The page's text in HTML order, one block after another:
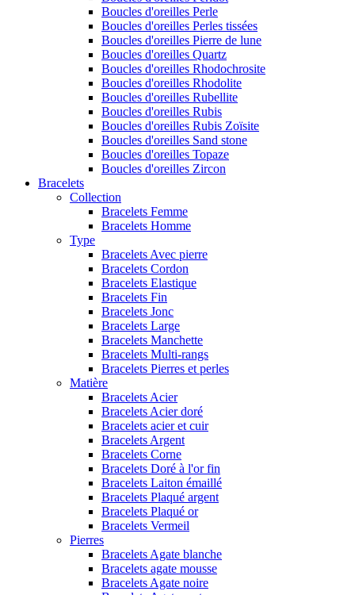
Boucles d'oreilles Perle
Boucles d'oreilles Perles tissées
Boucles d'oreilles Pierre de lune
Boucles d'oreilles Quartz
Boucles d'oreilles Rhodochrosite
Boucles d'oreilles Rhodolite
Boucles d'oreilles Rubellite
Boucles d'oreilles Rubis
Boucles d'oreilles Rubis Zoïsite
Boucles d'oreilles Sand stone
Boucles d'oreilles Topaze
Boucles d'oreilles Zircon
Bracelets
Collection
Bracelets Femme
Bracelets Homme
Type
Bracelets Avec pierre
Bracelets Cordon
Bracelets Elastique
Bracelets Fin
Bracelets Jonc
Bracelets Large
Bracelets Manchette
Bracelets Multi-rangs
Bracelets Pierres et perles
Matière
Bracelets Acier
Bracelets Acier doré
Bracelets acier et cuir
Bracelets Argent
Bracelets Corne
Bracelets Doré à l'or fin
Bracelets Laiton émaillé
Bracelets Plaqué argent
Bracelets Plaqué or
Bracelets Vermeil
Pierres
Bracelets Agate blanche
Bracelets agate mousse
Bracelets Agate noire